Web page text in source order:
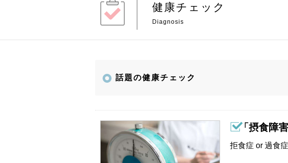
健康チェック
話題の健康チェック
「摂食障
拒食症 or 過食